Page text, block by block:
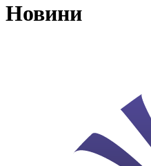
Новини